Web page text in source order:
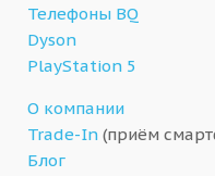
Телефоны BQ
Dyson
PlayStation 5
О компании
Trade-In (приём
Блог